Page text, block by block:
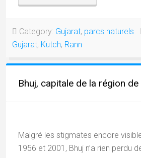
OF
GRAND
DE
Category: Gujarat, parcs naturels
Gujarat, Kutch, Rann
Bhuj, capitale de la région de
Malgré les stigmates encore
1956 et 2001, Bhuj n’a rien perdu